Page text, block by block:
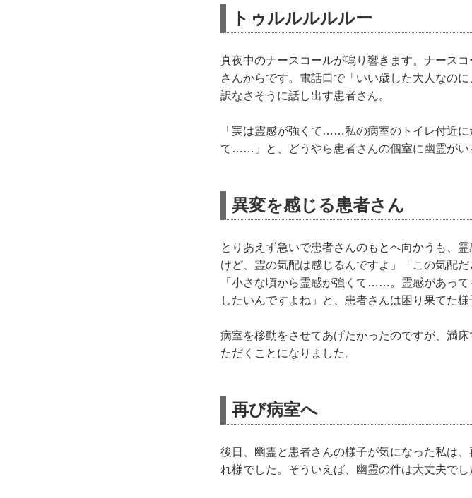
トゥルルルルルー
真夜中のナースコールが鳴り響きます。ナース
さんからです。電話口で「いい歳した大人なの
訳なさそうに話し出す患者さん。
「実は霊感が強くて……私の病室のトイレ付近
て……」と、どうやら患者さんの個室に幽霊がい
異変を感じる患者さん
とりあえず急いで患者さんのもとへ向かうも、
けど、霊の気配は感じるんですよ」「この気配
「小さな頃から霊感が強くて……。霊感があっ
したいんですよね」と、患者さんは困り果てた様
病室を移動をさせてあげたかったのですが、満
ただくことになりました。
再び病室へ
後日、幽霊と患者さんの様子が気になった私は
れ様でした。そういえば、幽霊の件は大丈夫でし